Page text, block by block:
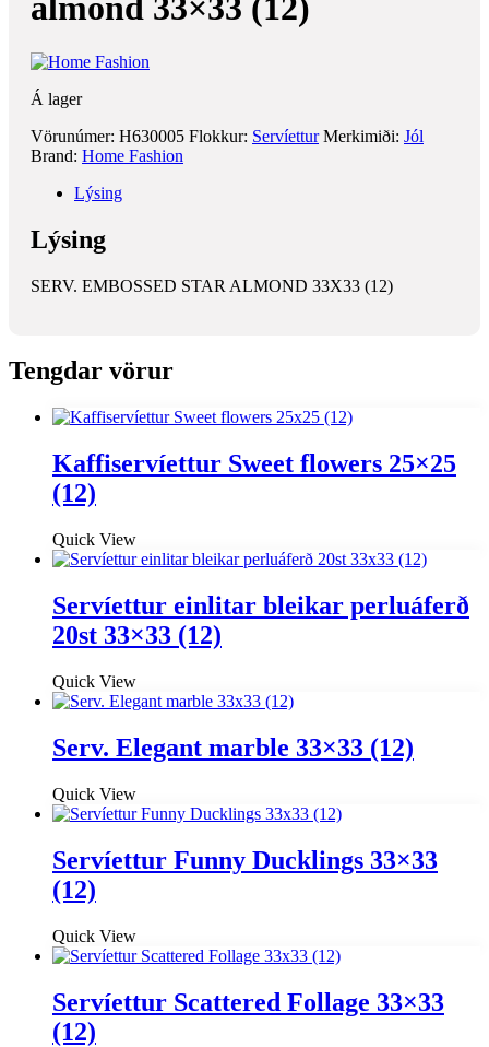
almond 33×33 (12)
Á lager
Vörunúmer: H630005 Flokkur: Servíettur Merkimiði: Jól
Brand: Home Fashion
Lýsing
Lýsing
SERV. EMBOSSED STAR ALMOND 33X33 (12)
Tengdar vörur
Kaffiservíettur Sweet flowers 25×25
(12)
Quick View
Servíettur einlitar bleikar perluáferð
20st 33×33 (12)
Quick View
Serv. Elegant marble 33×33 (12)
Quick View
Servíettur Funny Ducklings 33×33
(12)
Quick View
Servíettur Scattered Follage 33×33
(12)